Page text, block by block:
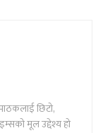
छिटो,
मूल उद्देश्य हो